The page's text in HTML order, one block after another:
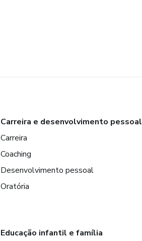
Carreira e desenvolvimento pessoal
Carreira
Coaching
Desenvolvimento pessoal
Oratória
Educação infantil e família